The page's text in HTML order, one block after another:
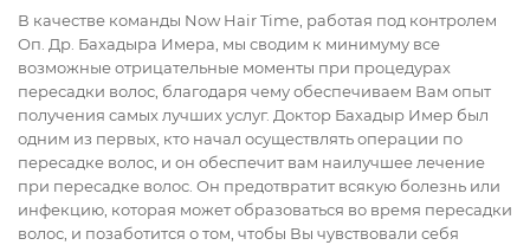
В качестве команды Now Hair Time, работая под контролем
Оп. Др. Бахадыра Имера, мы сводим к минимуму все
возможные отрицательные моменты при процедурах
пересадки волос, благодаря чему обеспечиваем Вам опыт
получения самых лучших услуг. Доктор Бахадыр Имер был
одним из первых, кто начал осуществлять операции по
пересадке волос, и он обеспечит вам наилучшее лечение
при пересадке волос. Он предотвратит всякую болезнь или
инфекцию, которая может образоваться во время пересадки
волос, и позаботится о том, чтобы Вы чувствовали себя